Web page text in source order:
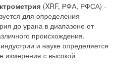
(XRF, РФА, РФСА) -
для определения
до урана в диапазоне от
происхождения.
и науке определяется
измерения с высокой